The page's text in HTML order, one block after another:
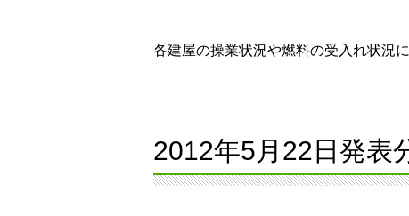
各建屋の操業状況や燃料の受入れ状況
2012年5月22日発表